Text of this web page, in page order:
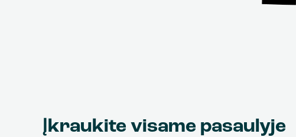
Įkraukite visame pasaulyje